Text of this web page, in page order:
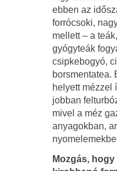
ebben az
forrócsoki,
mellett – a
gyógyteák
csipkebogyó,
borsmentatea.
helyett mézzel
jobban
mivel a méz
anyagokban,
Mozgás,